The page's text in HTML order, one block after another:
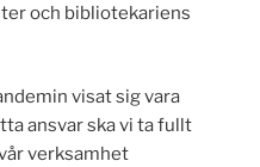
och bibliotekariens
visat sig vara
ansvar ska vi ta fullt
verksamhet